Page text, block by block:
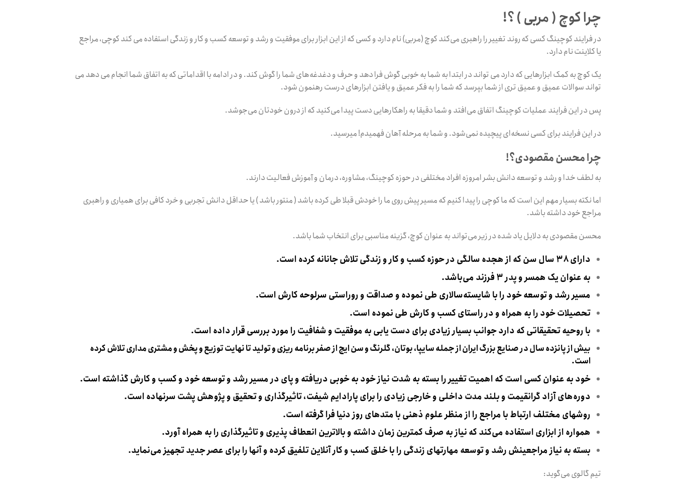
چرا کوچ ( مربی ) ؟!
در فرایند کوچینگ کسی که روند تغییر را راهبری می‌کند کوچ (مربی) نام دارد و کسی که از این ابزار برای موفقیت و رشد و توسعه کسب و کار و زندگی استفاده می کند کوچی، مراجع
یا کلاینت نام دارد.
یک کوچ به کمک ابزارهایی که دارد می تواند در ابتدا به شما به خوبی گوش فرا دهد و حرف و دغدغه‌های شما را گوش کند. و در ادامه با اقداماتی که به اتفاق شما انجام می دهد می
تواند سوالات عمیق و عمیق تری از شما بپرسد که شما را به فکر عمیق و یافتن ابزارهای درست رهنمون شود.
پس در این فرایند عملیات کوچینگ اتفاق می‌افتد و شما دقیقا به راهکارهایی دست پیدا می‌کنید که از درون خودتان می‌جوشد.
در این فرایند برای کسی نسخه‌ای پیچیده نمی‌شود. و شما به مرحله آهان فهمیدم! میرسید.
چرا محسن مقصودی؟!
به لطف خدا و رشد و توسعه دانش بشر امروزه افراد مختلفی در حوزه کوچینگ، مشاوره، درمان و آموزش فعالیت دارند.
اما نکته بسیار مهم این است که ما کوچی را پیدا کنیم که مسیر پیش روی ما را خودش قبلا طی کرده باشد ( منتور باشد ) یا حداقل دانش تجربی و خرد کافی برای همیاری و راهبری
مراجع خود داشته باشد.
محسن مقصودی به دلایل یاد شده در زیر می‌تواند به عنوان کوچ، گزینه مناسبی برای انتخاب شما باشد.
دارای ۳۸ سال سن که از هجده سالگی در حوزه کسب و کار و زندگی تلاش جانانه کرده است.
به عنوان یک همسر و پدر ۳ فرزند می‌باشد.
مسیر رشد و توسعه خود را با شایسته‌سالاری طی نموده و صداقت و روراستی سرلوحه کارش است.
تحصیلات خود را به همراه و در راستای کسب و کارش طی نموده است.
با روحیه تحقیقاتی که دارد جوانب بسیار زیادی برای دست یابی به موفقیت و شفافیت را مورد بررسی قرار داده است.
بیش از پانزده سال در صنایع بزرگ ایران از جمله سایپا، بوتان، گلرنگ و سن ایچ از صفر برنامه ریزی و تولید تا نهایت توزیع و پخش و مشتری مداری تلاش کرده
است.
خود به عنوان کسی است که اهمیت تغییر را بسته به شدت نیاز خود به خوبی دریافته و پای در مسیر رشد و توسعه خود و کسب و کارش گذاشته است.
دوره‌های آزاد گرانقیمت و بلند مدت داخلی و خارجی زیادی را برای پارادایم شیفت، تاثیرگذاری و تحقیق و پژوهش پشت سرنهاده است.
روشهای مختلف ارتباط با مراجع را از منظر علوم ذهنی با متدهای روز دنیا فرا گرفته است.
همواره از ابزاری استفاده می‌کند که نیاز به صرف کمترین زمان داشته و بالاترین انعطاف پذیری و تاثیرگذاری را به همراه آورد.
بسته به نیاز مراجعینش رشد و توسعه مهارتهای زندگی را با خلق کسب و کار آنلاین تلفیق کرده و آنها را برای عصر جدید تجهیز می‌نماید.
تیم گالوی می‌گوید: